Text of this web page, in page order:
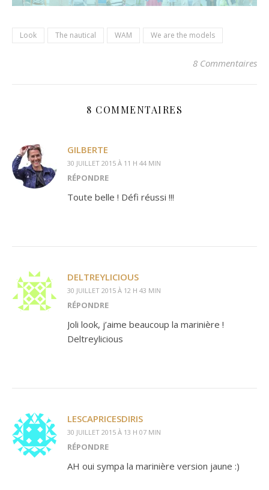
Look The nautical WAM We are the models
8 Commentaires
8 COMMENTAIRES
GILBERTE
30 JUILLET 2015 À 11 H 44 MIN
RÉPONDRE
Toute belle ! Défi réussi !!!
DELTREYLICIOUS
30 JUILLET 2015 À 12 H 43 MIN
RÉPONDRE
Joli look, j’aime beaucoup la marinière !
Deltreylicious
LESCAPRICESDIRIS
30 JUILLET 2015 À 13 H 07 MIN
RÉPONDRE
AH oui sympa la marinière version jaune :)